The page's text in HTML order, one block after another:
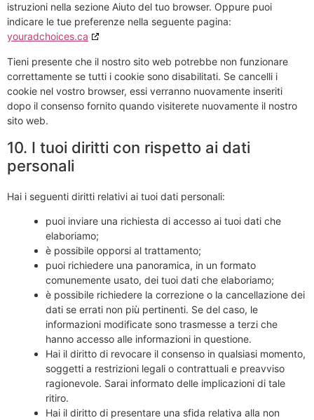
istruzioni nella sezione Aiuto del tuo browser. Oppure puoi
indicare le tue preferenze nella seguente pagina:
youradchoices.ca
Tieni presente che il nostro sito web potrebbe non funzionare
correttamente se tutti i cookie sono disabilitati. Se cancelli i
cookie nel vostro browser, essi verranno nuovamente inseriti
dopo il consenso fornito quando visiterete nuovamente il nostro
sito web.
10. I tuoi diritti con rispetto ai dati
personali
Hai i seguenti diritti relativi ai tuoi dati personali:
puoi inviare una richiesta di accesso ai tuoi dati che
elaboriamo;
è possibile opporsi al trattamento;
puoi richiedere una panoramica, in un formato
comunemente usato, dei tuoi dati che elaboriamo;
è possibile richiedere la correzione o la cancellazione dei
dati se errati non più pertinenti. Se del caso, le
informazioni modificate sono trasmesse a terzi che
hanno accesso alle informazioni in questione.
Hai il diritto di revocare il consenso in qualsiasi momento,
soggetti a restrizioni legali o contrattuali e preavviso
ragionevole. Sarai informato delle implicazioni di tale
ritiro.
Hai il diritto di presentare una sfida relativa alla non